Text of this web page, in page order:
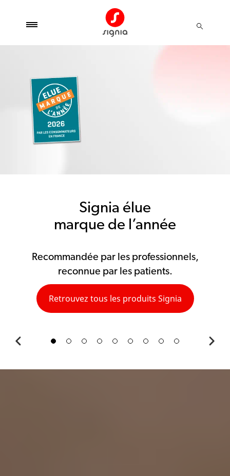
Next
Signia élue
marque de l’année
Recommandée par les professionnels,
reconnue par les patients.
Retrouvez tous les produits Signia